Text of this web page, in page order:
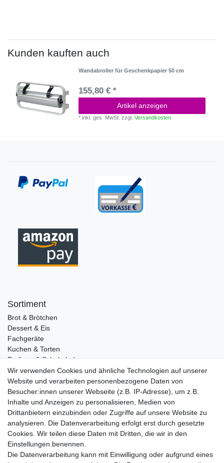
Kunden kauften auch
Wandabroller für Geschenkpapier 50 cm
155,80 € *
Artikel anzeigen
*inkl. ges. MwSt. zzgl.Versandkosten
Sortiment
Brot & Brötchen
Dessert & Eis
Fachgeräte
Kuchen & Torten
Pralinen & Schokolade
Lebensmittel
Gutscheine
Informationen
Zahlungsarten
Versandkosten
Service
Rezepte
Wir verwenden Cookies und ähnliche Technologien auf unserer
Website und verarbeiten personenbezogene Daten von
Besucher:innen unserer Webseite (z.B. IP-Adresse), um z.B.
Inhalte und Anzeigen zu personalisieren, Medien von
Drittanbietern einzubinden oder Zugriffe auf unsere Website zu
analysieren. Die Datenverarbeitung erfolgt erst durch gesetzte
Cookies. Wir teilen diese Daten mit Dritten, die wir in den
Einstellungen benennen.
Die Datenverarbeitung kann mit Einwilligung oder aufgrund eines